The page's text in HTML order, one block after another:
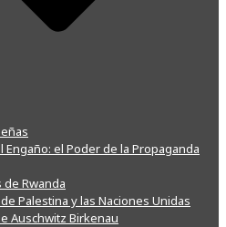
Engaño: el Poder de la Propaganda
de Rwanda
Palestina y las Naciones Unidas
Auschwitz Birkenau